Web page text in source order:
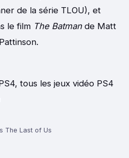
de la série TLOU), et
le film The Batmande Matt
The Last of Us